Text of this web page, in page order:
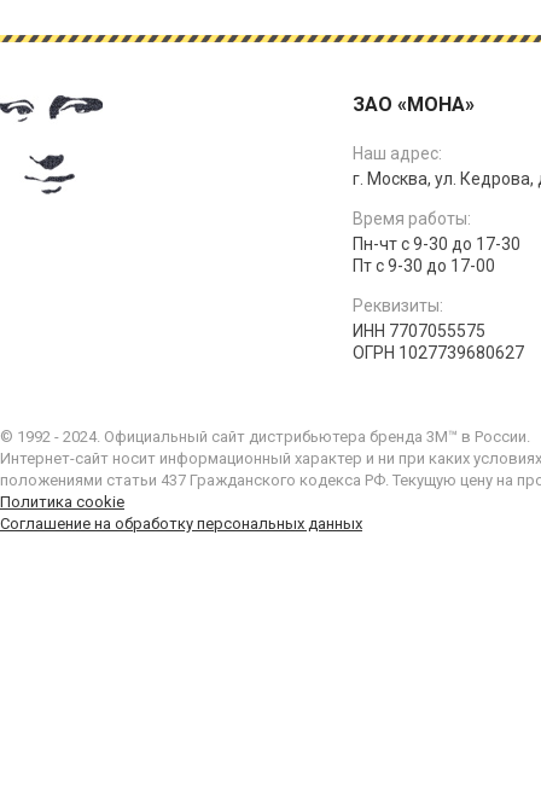
ЗАО «МОНА»
Наш адрес:
г. Москва, ул. Кедрова,
Время работы:
Пн-чт с 9-30 до 17-30
Пт с 9-30 до 17-00
Реквизиты:
ИНН 7707055575
ОГРН 1027739680627
© 1992 - 2024. Официальный сайт дистрибьютера бренда 3M™ в России.
Интернет-сайт носит информационный характер и ни при каких
положениями статьи 437 Гражданского кодекса РФ. Текущую цену на
Политика cookie
Соглашение на обработку персональных данных